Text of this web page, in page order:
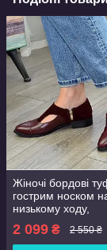
Жіночі бордові
гострим носком
низькому ходу,
натуральна шкіра
замша. 41 розмір
2 099 ₴ 2 550 ₴